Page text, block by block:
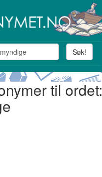
Søk!
til ordet: